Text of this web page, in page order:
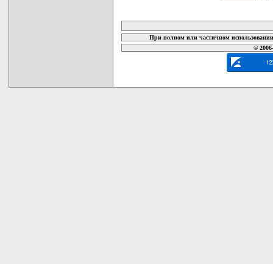
При полном или частичном
©